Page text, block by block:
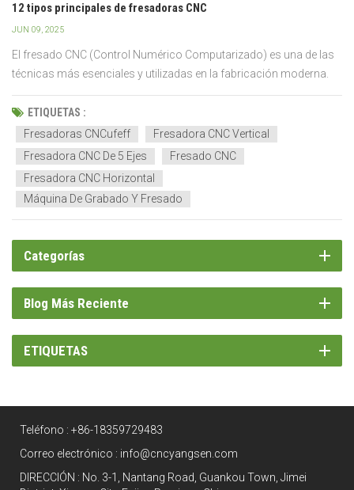
12 tipos principales de fresadoras CNC
JUN 09, 2025
El fresado CNC (Control Numérico Computarizado) es una de las
técnicas más esenciales y utilizadas en la fabricación moderna.
Gracias a su capacidad para crear piezas complejas y de alta
precisión, ha revolucionado industrias que abarcan desde la
aeroespacial hasta la automotriz, pasando por disposi...
ETIQUETAS :
Fresadoras CNCufeff
Fresadora CNC Vertical
Fresadora CNC De 5 Ejes
Fresado CNC
Fresadora CNC Horizontal
Máquina De Grabado Y Fresado
Categorías
Blog Más Reciente
ETIQUETAS
Teléfono : +86-18359729483
Correo electrónico : info@cncyangsen.com
DIRECCIÓN : No. 3-1, Nantang Road, Guankou Town, Jimei